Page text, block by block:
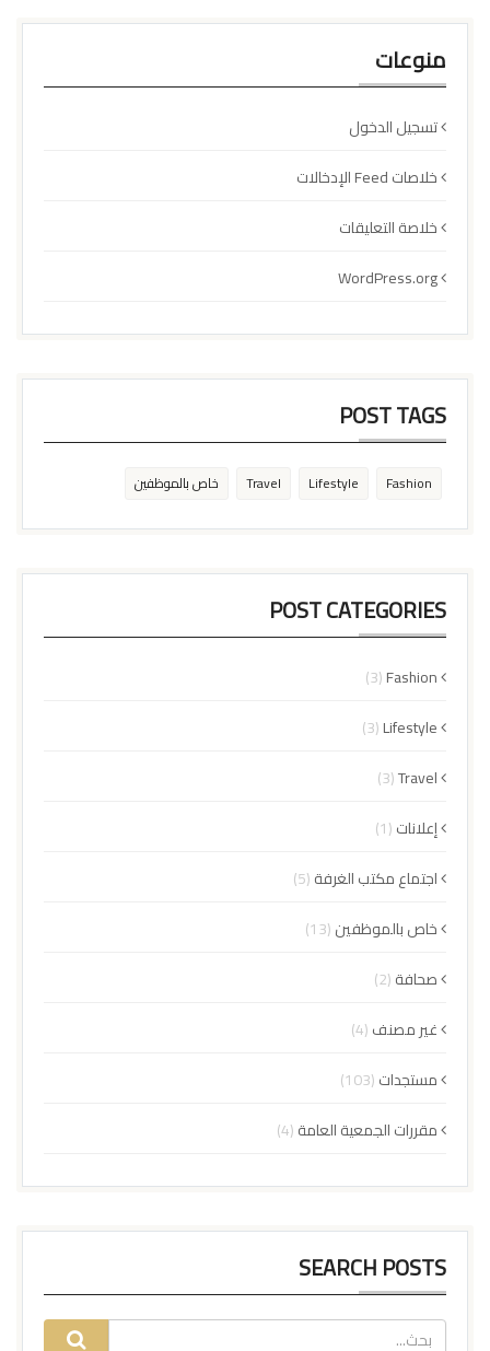
منوعات
تسجيل الدخول
خلاصات Feed الإدخالات
خلاصة التعليقات
WordPress.org
POST TAGS
Fashion
Lifestyle
Travel خاص بالموظفين
POST CATEGORIES
Fashion
(3)
Lifestyle
(3)
Travel
(3)
إعلانات(1)
اجتماع مكتب الغرفة(5)
خاص بالموظفين(13)
صحافة(2)
غير مصنف(4)
مستجدات(103)
مقررات الجمعية العامة(4)
SEARCH POSTS